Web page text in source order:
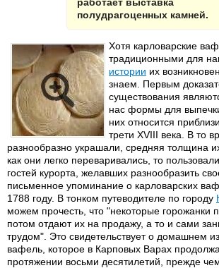
полудрагоценных камней.
Хотя карловарские
традиционными для
истории их
знаем. Первым
существования
нас формы для
них относится
трети XVIII века. В то
разнообразно украшали, средняя толщина
как они легко переваривались, то
гостей курорта, желавших разнообразить
письменное упоминание о карловарских
1788 году. В тонком путеводителе по городу
можем прочесть, что "некоторые горожанки
потом отдают их на продажу, а то и сами
трудом". Это свидетельствует о домашнем
вафель, которое в Карповых Варах
протяжении восьми десятилетий, прежде